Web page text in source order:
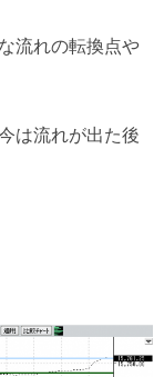
流れの転換点や
は流れが出た後